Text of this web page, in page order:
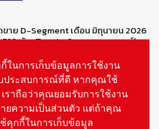
าย D-Segment เดือน มิถุนายน 2026
722 คัน : Toyota Camry ครองแชมป์
ในการเก็บข้อมูลการใช้งาน
ประสบการณ์ที่ดี หากคุณใช้
เราถือว่าคุณยอมรับการใช้งาน
ยความเป็นส่วนตัว แต่ถ้าคุณ
คุกกี้ในการเก็บข้อมูล